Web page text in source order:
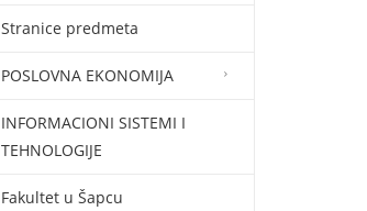
Stranice predmeta
POSLOVNA EKONOMIJA
INFORMACIONI SISTEMI I
TEHNOLOGIJE
Fakultet u Šapcu